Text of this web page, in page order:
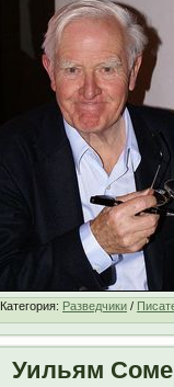
Категория: Разведчики /
Уильям